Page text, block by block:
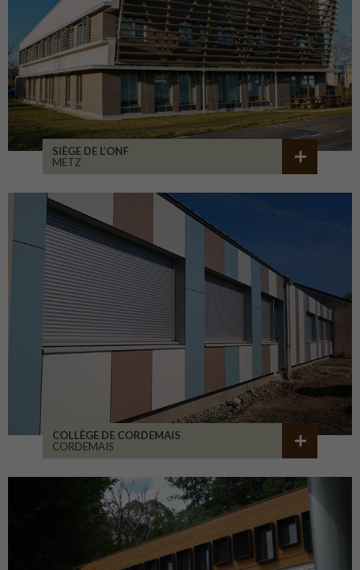
SIÈGE DE L’ONF
METZ
COLLÈGE DE CORDEMAIS
CORDEMAIS